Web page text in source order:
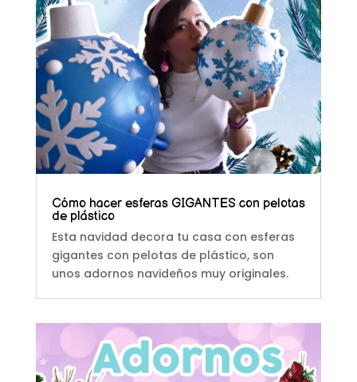
Cómo hacer esferas GIGANTES con pelotas
de plástico
Esta navidad decora tu casa con esferas
gigantes con pelotas de plástico, son
unos adornos navideños muy originales.